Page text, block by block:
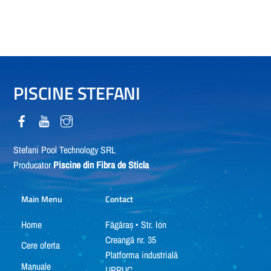
PISCINE STEFANI
Stefani Pool Technology SRL
ProducatorPiscine din Fibra de Sticla
Main Menu
Home
Cere oferta
Manuale
Contact
Făgăraș • Str. Ion
Creangă nr. 35
Platforma industrială